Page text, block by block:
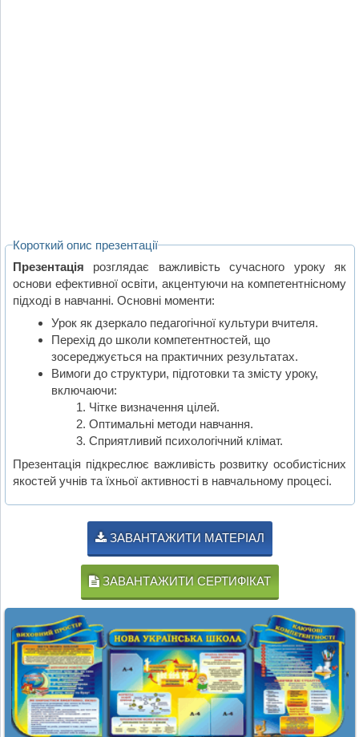
Короткий опис презентації
Презентація розглядає важливість сучасного уроку як
основи ефективної освіти, акцентуючи на компетентнісному
підході в навчанні. Основні моменти:
Урок як дзеркало педагогічної культури вчителя.
Перехід до школи компетентностей, що
зосереджується на практичних результатах.
Вимоги до структури, підготовки та змісту уроку,
включаючи:
Чітке визначення цілей.
Оптимальні методи навчання.
Сприятливий психологічний клімат.
Презентація підкреслює важливість розвитку особистісних
якостей учнів та їхньої активності в навчальному процесі.
ЗАВАНТАЖИТИ МАТЕРІАЛ
ЗАВАНТАЖИТИ СЕРТИФІКАТ